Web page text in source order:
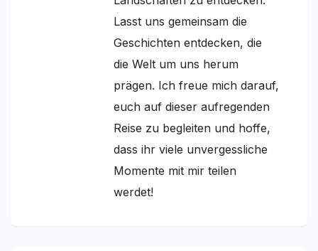
Lasst uns gemeinsam die
Geschichten entdecken, die
die Welt um uns herum
prägen. Ich freue mich darauf,
euch auf dieser aufregenden
Reise zu begleiten und hoffe,
dass ihr viele unvergessliche
Momente mit mir teilen
werdet!